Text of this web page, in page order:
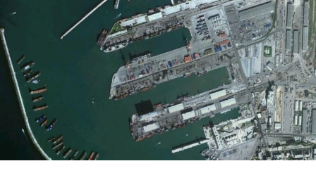
زيارة تأتي في إطار الجهود الدبلوماسية المكثفة التي تبذلها
واشنطن للدفع بالمفاوضات والتوصل إلى اتفاق لوقف لإطلاق
النار في غزة.
ويبدو أن نتنياهو استبق زيارة بلينكن لإسرائيل بالتأكيد على أن
الضغوط يجب أن تتوجه إلى حماس، وليس على حكومته.
كما وقال بيان من مكتب نتنياهو إنه مصر على بقاء القوات
الإسرائيلية في محور فيلادلفيا “لمنع الإرهابيين من إعادة
التسلح”.